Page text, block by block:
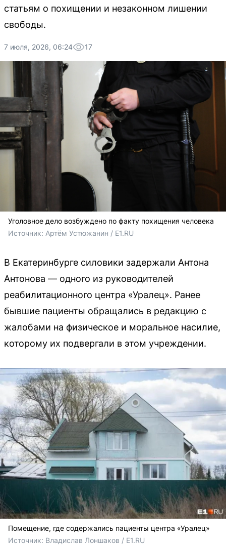
статьям о похищении и незаконном лишении
свободы.
7 июля, 2026, 06:24 17
Уголовное дело возбуждено по факту похищения человека
Источник: Артём Устюжанин / E1.RU
В Екатеринбурге силовики задержали Антона
Антонова — одного из руководителей
реабилитационного центра «Уралец». Ранее
бывшие пациенты обращались в редакцию с
жалобами на физическое и моральное насилие,
которому их подвергали в этом учреждении.
Помещение, где содержались пациенты центра «Уралец»
Источник: Владислав Лоншаков / E1.RU